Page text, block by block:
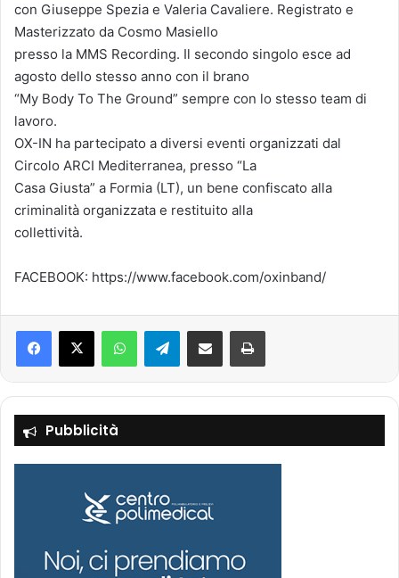
con Giuseppe Spezia e Valeria Cavaliere. Registrato e
Masterizzato da Cosmo Masiello
presso la MMS Recording. Il secondo singolo esce ad
agosto dello stesso anno con il brano
“My Body To The Ground” sempre con lo stesso team di
lavoro.
OX-IN ha partecipato a diversi eventi organizzati dal
Circolo ARCI Mediterranea, presso “La
Casa Giusta” a Formia (LT), un bene confiscato alla
criminalità organizzata e restituito alla
collettività.
FACEBOOK: https://www.facebook.com/oxinband/
Telegram
Pubblicità